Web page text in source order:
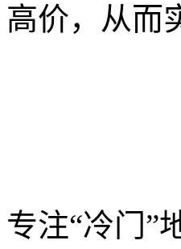
高价，从而
专注“冷门”